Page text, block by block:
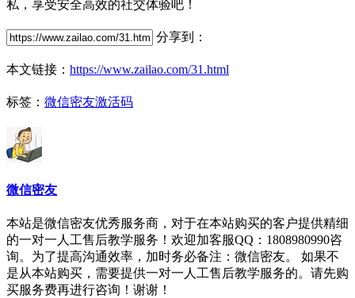
私，享受安全高效的社交体验吧！
分享到：
本文链接： https://www.zailao.com/31.html
标签： 微信密友激活码
微信密友
本站是微信密友优秀服务商，对于在本站购买的客户提供精细
的一对一人工售后教学服务！欢迎加客服QQ：1808980990咨
询。为了提高沟通效率，加时务必备注：微信密友。 如果不
是从本站购买，需要提供一对一人工售后教学服务的。请先购
买服务费再进行咨询！谢谢！